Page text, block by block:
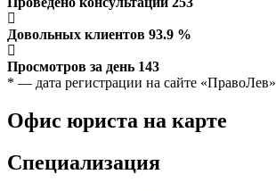
Довольных клиентов 93.9 %
Просмотров за день 143
* — дата регистрации на сайте «ПравоЛев»
Офис юриста на карте
Специализация